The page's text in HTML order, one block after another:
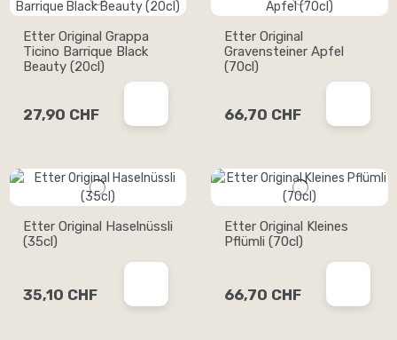
Etter Original Grappa
Ticino Barrique Black
Beauty (20cl)
27,90 CHF
Etter Original
Gravensteiner Apfel
(70cl)
66,70 CHF
Etter Original Haselnüssli
(35cl)
35,10 CHF
Etter Original Kleines
Pflümli (70cl)
66,70 CHF